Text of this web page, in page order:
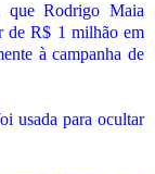
que Rodrigo Maia
de R$ 1 milhão em
à campanha de
usada para ocultar